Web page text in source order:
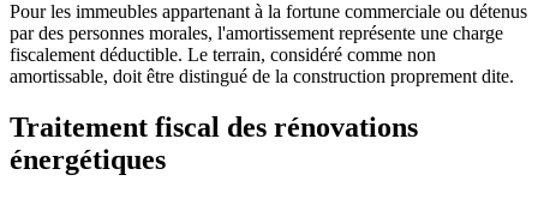
Pour les immeubles appartenant à la fortune commerciale ou détenus
par des personnes morales, l'amortissement représente une charge
fiscalement déductible. Le terrain, considéré comme non
amortissable, doit être distingué de la construction proprement dite.
Traitement fiscal des rénovations
énergétiques